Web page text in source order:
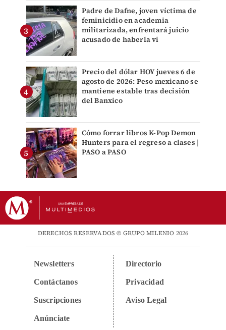
Padre de Dafne, joven víctima de
feminicidio en academia
militarizada, enfrentará juicio
acusado de haberla vi
Precio del dólar HOY jueves 6 de
agosto de 2026: Peso mexicano se
mantiene estable tras decisión
del Banxico
Cómo forrar libros K-Pop Demon
Hunters para el regreso a clases |
PASO a PASO
DERECHOS RESERVADOS © GRUPO MILENIO 2026
Newsletters
Contáctanos
Suscripciones
Anúnciate
Directorio
Privacidad
Aviso Legal